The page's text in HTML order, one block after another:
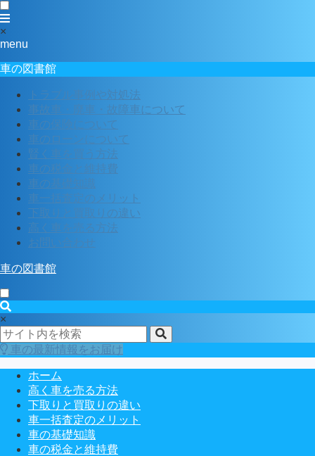
×
menu
車の図書館
トラブル事例や対処法
事故車・廃車・故障車について
車の保険について
車のローンについて
賢く車を買う方法
車の税金と維持費
車の基礎知識
車一括査定のメリット
下取りと買取りの違い
高く車を売る方法
お問い合わせ
車の図書館
×
車の最新情報をお届け
ホーム
高く車を売る方法
下取りと買取りの違い
車一括査定のメリット
車の基礎知識
車の税金と維持費